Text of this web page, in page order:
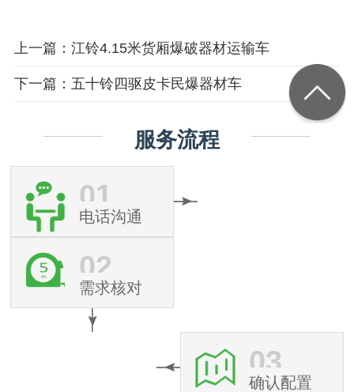
上一篇：江铃4.15米货厢爆破器材运输车
下一篇：五十铃四驱皮卡民爆器材车
服务流程
01
电话沟通
02
需求核对
03
确认配置